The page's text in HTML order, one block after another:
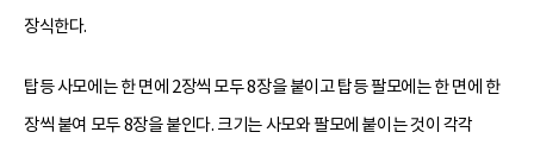
장식한다.
탑등 사모에는 한 면에 2장씩 모두 8장을 붙이고 탑등 팔모에는 한 면에 한
장씩 붙여 모두 8장을 붙인다. 크기는 사모와 팔모에 붙이는 것이 각각